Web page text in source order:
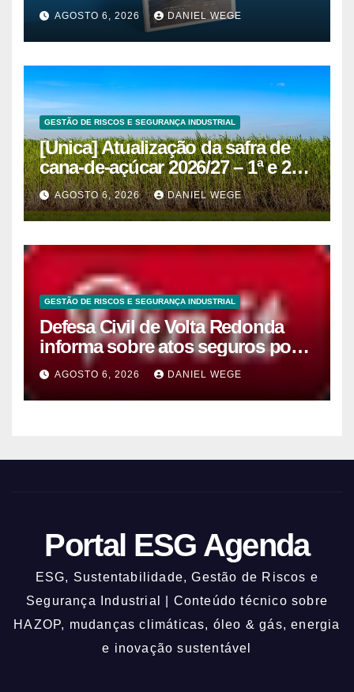
AGOSTO 6, 2026 DANIEL WEGE
GESTÃO DE RISCOS E SEGURANÇA INDUSTRIAL
[Unica] Atualização da safra de
cana-de-açúcar 2026/27 – 1ª e 2ª
quinzenas de junho
AGOSTO 6, 2026 DANIEL WEGE
GESTÃO DE RISCOS E SEGURANÇA INDUSTRIAL
Defesa Civil de Volta Redonda
informa sobre atos seguros por
conta de efeitos meteorológicos
previstos até domingo (9)
AGOSTO 6, 2026 DANIEL WEGE
Portal ESG Agenda
ESG, Sustentabilidade, Gestão de Riscos e
Segurança Industrial | Conteúdo técnico sobre
HAZOP, mudanças climáticas, óleo & gás, energia
e inovação sustentável